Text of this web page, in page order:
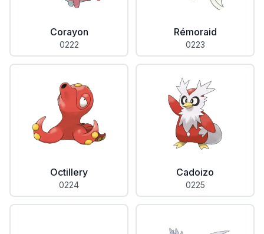
Corayon
0222
Rémoraid
0223
Octillery
0224
Cadoizo
0225